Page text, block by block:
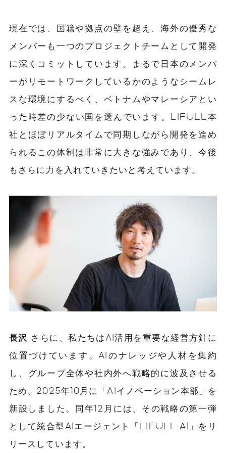
現在では、国籍や拠点の壁を超え、海外の優秀な
メンバーも一つのプロジェクトチームとして開発
に深くコミットしています。まるで日本のメンバ
ーがリモートワークしているかのようなシームレ
スな環境にするべく、ベトナムやマレーシアとい
った時差の少ない国を選んでいます。LIFULL本
社とほぼリアルタイムで同期しながら開発を進め
られるこの体制は非常に大きな強みであり、今後
もさらに力を入れていきたいと考えています。
長沢 さらに、私たちはAI活用を重要な経営方針に
位置づけています。AIのナレッジや人材を集約
し、グループ全体や社内外へ戦略的に波及させる
ため、2025年10月に「AIイノベーション本部」を
新設しました。同年12月には、その戦略の第一弾
として統合型AIエージェント「LIFULL AI」をリ
リースしています。